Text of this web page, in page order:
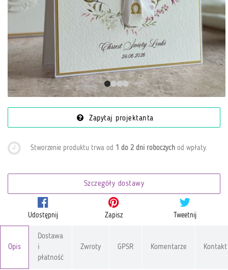
Zapytaj projektanta
Stworzenie produktu trwa od 1 do 2 dni roboczych od wpłaty.
Szczegóły dostawy
Udostępnij Zapisz Tweetnij
Opis
Dostawa
i
płatność
Zwroty GPSR Komentarze Kontakt